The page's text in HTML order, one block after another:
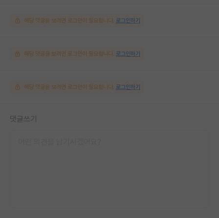
해당 댓글을 보려면 로그인이 필요합니다. 로그인하기
해당 댓글을 보려면 로그인이 필요합니다. 로그인하기
해당 댓글을 보려면 로그인이 필요합니다. 로그인하기
댓글쓰기